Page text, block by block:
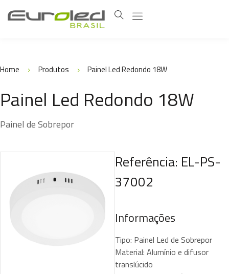
Home Produtos Painel Led Redondo 18W
Painel Led Redondo 18W
Painel de Sobrepor
Referência: EL-PS-
37002
Informações
Tipo: Painel Led de Sobrepor
Material: Alumínio e difusor
translúcido